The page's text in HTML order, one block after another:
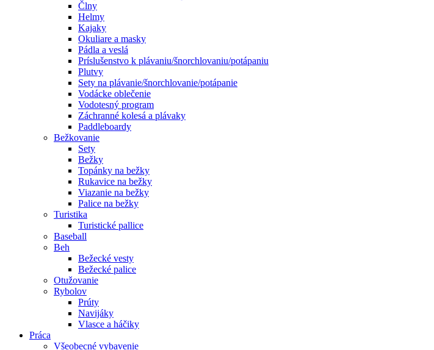
Člny
Helmy
Kajaky
Okuliare a masky
Pádla a veslá
Príslušenstvo k plávaniu/šnorchlovaniu/potápaniu
Plutvy
Sety na plávanie/šnorchlovanie/potápanie
Vodácke oblečenie
Vodotesný program
Záchranné kolesá a plávaky
Paddleboardy
Bežkovanie
Sety
Bežky
Topánky na bežky
Rukavice na bežky
Viazanie na bežky
Palice na bežky
Turistika
Turistické pallice
Baseball
Beh
Bežecké vesty
Bežecké palice
Otužovanie
Rybolov
Prúty
Navijáky
Vlasce a háčiky
Práca
Všeobecné vybavenie